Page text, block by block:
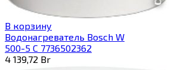
В корзину
Водонагреватель Bosch W
500-5 C 7736502362
4 139,72 Br